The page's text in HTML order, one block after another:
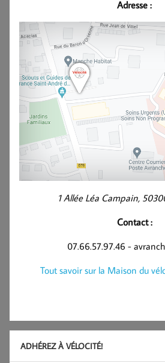
Adresse :
1 Allée Léa Campain,
Contact :
07.66.57.97.46 -
Tout savoir sur la Maison du
ADHÉREZ À VÉLOCITÉ!